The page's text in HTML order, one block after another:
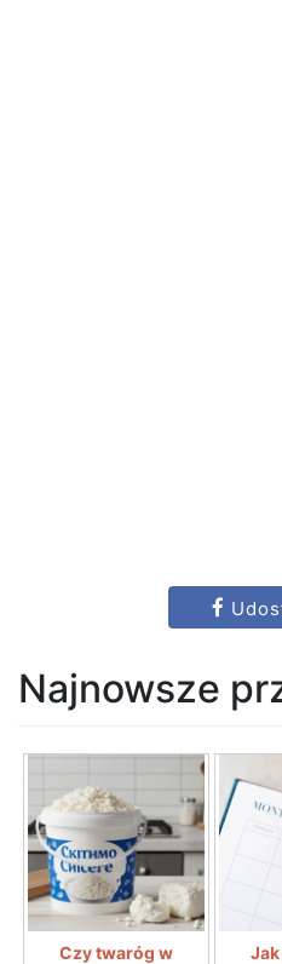
Najnowsze
Czy twaróg w